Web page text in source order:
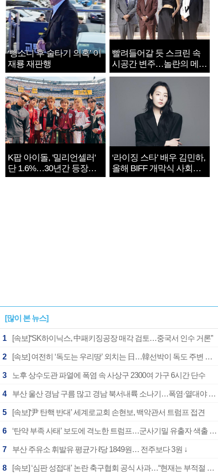
‘뺑소니 후 술타기 의혹’ 이
재룡 재판행
빨려들어갈 듯 스크린 속
시공간 변주…놀란의 메시
지는 ‘전쟁 속죄’
K팝 아이돌, '밀리언셀러'
단 1.6%…30년간 등장
1182개팀 전수조사
‘라이징 스타’ 배우 김민하,
올해 BIFF 개막식 사회자
확정
[많이 본 뉴스]
1 [속보]“SK하이닉스, 中패키징공장 매각 검토…중국서 인수 거론”
2 [속보] 여전히 ‘독도는 우리땅’ 외치는 日…韓선박이 독도 주변 해양조사 활동하자 반발
3 노후 상수도관 파열에 폭염 속 사상구 2300여 가구 6시간 단수
4 부산 울산 경남 구름 많고 경남 북서내륙 소나기…폭염·열대야 계속
5 [속보]‘尹 탄핵 반대’ 세계로교회 손현보, 백악관서 트럼프 접견
6 ‘탄약 부족 사태’ 보도에 격노한 트럼프…군사기밀 유출자 색출 지시
7 부산 주유소 휘발유 평균가 ℓ당 1849원… 전주보다 3원 ↓
8 [속보] ‘심판 성접대’ 논란 축구협회 공식 사과…“현재는 부적절 행위 없어”